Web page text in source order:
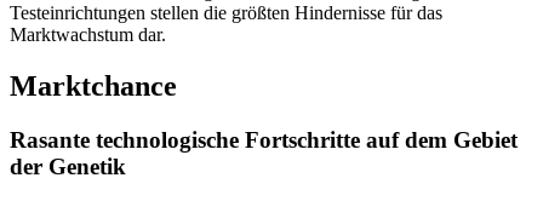
Testeinrichtungen stellen die größten Hindernisse für das
Marktwachstum dar.
Marktchance
Rasante technologische Fortschritte auf dem Gebiet
der Genetik